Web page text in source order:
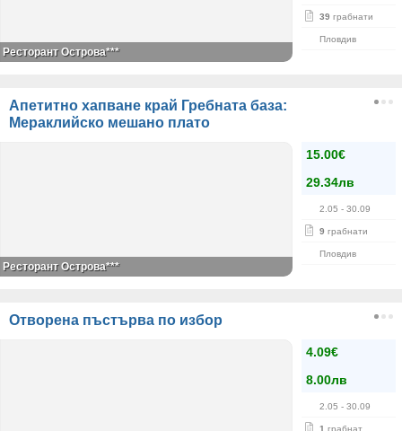
39 грабнати
Пловдив
Ресторант Острова***
Апетитно хапване край Гребната база:
Мераклийско мешано плато
15.00€
29.34лв
2.05 - 30.09
9 грабнати
Пловдив
Ресторант Острова***
Отворена пъстърва по избор
4.09€
8.00лв
2.05 - 30.09
1 грабнат